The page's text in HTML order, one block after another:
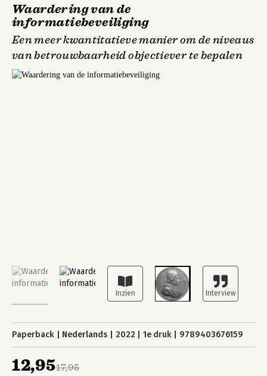
Waardering van de
informatiebeveiliging
Een meer kwantitatieve manier om de niveaus
van betrouwbaarheid objectiever te bepalen
Paperback Nederlands 2022 1e druk 9789403676159
17,95
12,95